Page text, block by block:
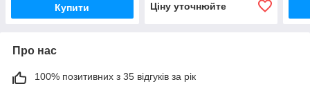
Купити Ціну уточнюйте
Про нас
100% позитивних з 35 відгуків за рік